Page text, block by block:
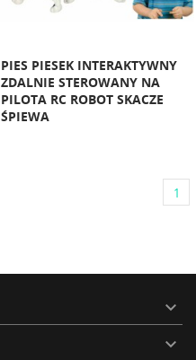
PIES PIESEK INTERAKTYWNY
ZDALNIE STEROWANY NA
PILOTA RC ROBOT SKACZE
ŚPIEWA
1

